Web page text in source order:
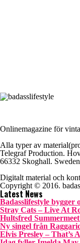
Onlinemagazine för
Alla typer av
Telegraf Production.
66332 Skoghall. Sweden
Digitalt material och
Copyright © 2016.
Latest News
Badasslifestyle bygger
Stray Cats – Live At
Hultsfred
Ny singel från
Elvis Presley – That’s